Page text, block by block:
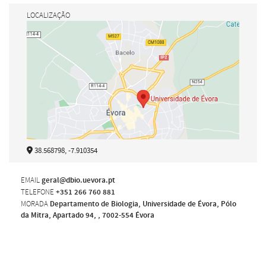
LOCALIZAÇÃO
38.568798, -7.910354
EMAILgeral@dbio.uevora.pt
TELEFONE +351 266 760 881
MORADA Departamento de Biologia, Universidade de Évora, Pólo
da Mitra, Apartado 94, , 7002-554 Évora